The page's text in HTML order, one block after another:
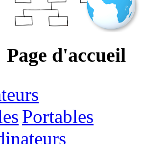
Page d'accueil
Portables